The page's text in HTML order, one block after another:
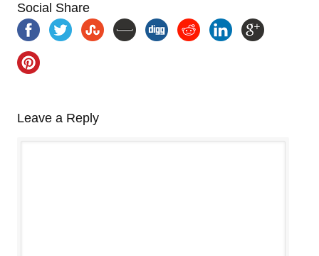
Social Share
Leave a Reply